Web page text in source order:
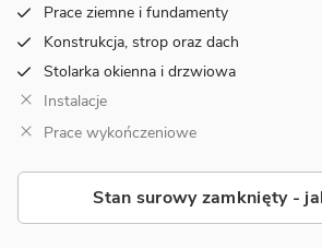
Prace ziemne i fundamenty
Konstrukcja, strop oraz dach
Stolarka okienna i drzwiowa
Instalacje
Prace wykończeniowe
Stan surowy zamknięty -